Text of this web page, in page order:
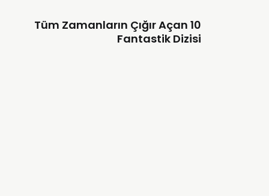
Tüm Zamanların Çığır Açan 10
Fantastik Dizisi